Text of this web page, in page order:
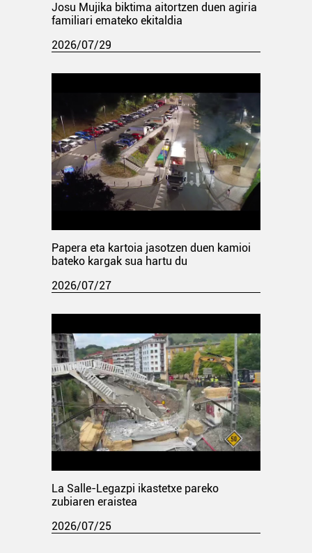
Josu Mujika biktima aitortzen duen agiria
familiari emateko ekitaldia
2026/07/29
Papera eta kartoia jasotzen duen kamioi
bateko kargak sua hartu du
2026/07/27
La Salle-Legazpi ikastetxe pareko
zubiaren eraistea
2026/07/25